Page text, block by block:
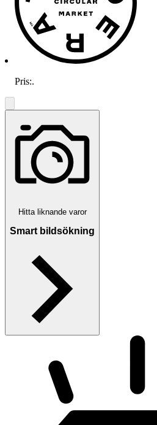
Pris:.
Hitta liknande varor
Smart bildsökning